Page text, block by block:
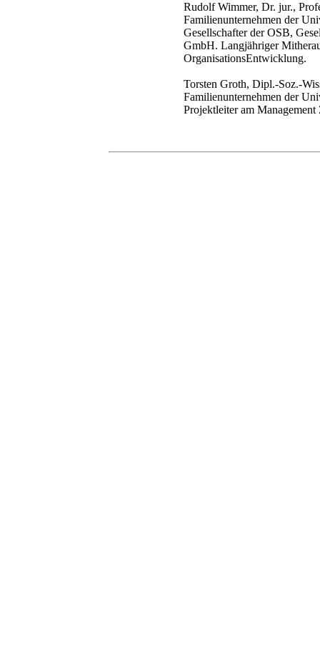
Rudolf Wimmer, Dr. jur.,
Familienunternehmen der
Gesellschafter der OSB,
GmbH. Langjähriger
OrganisationsEntwicklung.
Torsten Groth, Dipl.-Soz.-
Familienunternehmen der
Projektleiter am